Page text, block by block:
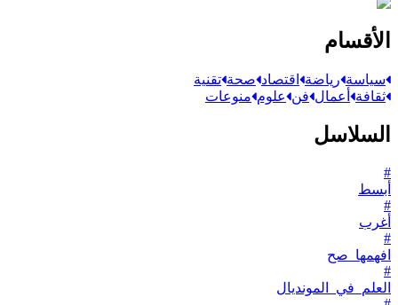
الأقسام
سياسة رياضة اقتصاد صحة تقنية
ثقافة أعمال فن علوم منوعات
السلاسل
#
أبسط
#
أغرب
#
افهمها_صح
#
العلم_في_المونديال